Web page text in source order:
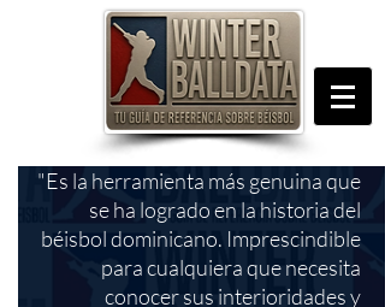
"Es la herramienta más genuina que
se ha logrado en la historia del
béisbol dominicano. Imprescindible
para cualquiera que necesita
conocer sus interioridades y